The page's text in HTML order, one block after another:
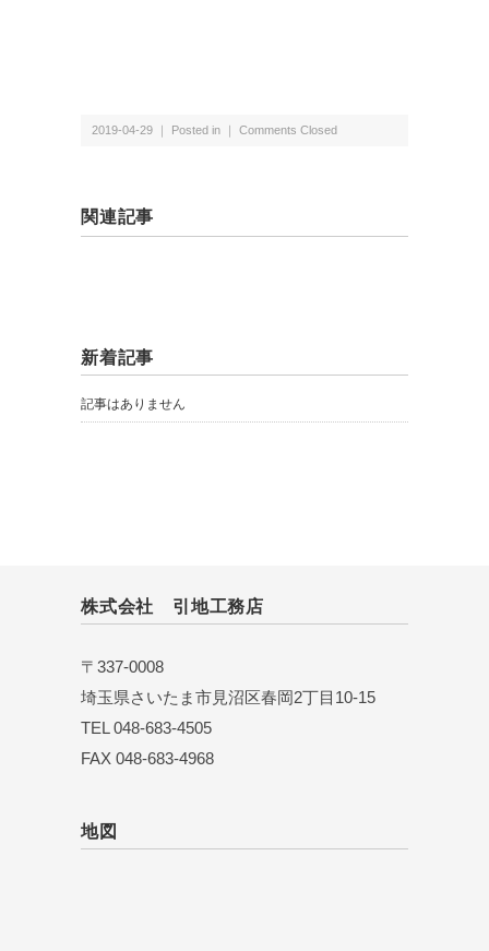
2019-04-29 ｜ Posted in ｜ Comments Closed
関連記事
新着記事
記事はありません
株式会社 引地工務店
〒337-0008
埼玉県さいたま市見沼区春岡2丁目10-15
TEL 048-683-4505
FAX 048-683-4968
地図